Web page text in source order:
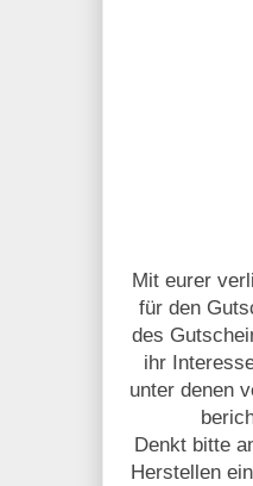
Mit eurer
für den
des
ihr
unter denen
Denkt bitte
Herstellen